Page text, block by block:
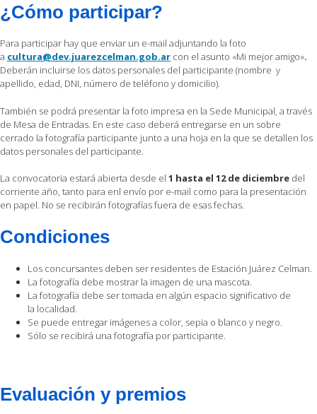
¿Cómo participar?
Para participar hay que enviar un e-mail adjuntando la foto
a cultura@dev.juarezcelman.gob.ar con el asunto «Mi mejor amigo».
Deberán incluirse los datos personales del participante (nombre y
apellido, edad, DNI, número de teléfono y domicilio).
También se podrá presentar la foto impresa en la Sede Municipal, a través
de Mesa de Entradas. En este caso deberá entregarse en un sobre
cerrado la fotografía participante junto a una hoja en la que se detallen los
datos personales del participante.
La convocatoria estará abierta desde el 1 hasta el 12 de diciembre del
corriente año, tanto para enl envío por e-mail como para la presentación
en papel. No se recibirán fotografías fuera de esas fechas.
Condiciones
Los concursantes deben ser residentes de Estación Juárez Celman.
La fotografía debe mostrar la imagen de una mascota.
La fotografía debe ser tomada en algún espacio significativo de
la localidad.
Se puede entregar imágenes a color, sepia o blanco y negro.
Sólo se recibirá una fotografía por participante.
Evaluación y premios